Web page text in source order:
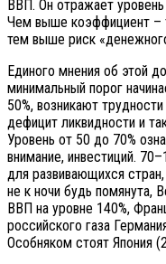
ВВП. Он отражает
Чем выше коэффициент –
тем выше риск
Единого мнения об этой
минимальный порог
50%, возникают
дефицит ликвидности и
Уровень от 50 до 70%
внимание, инвестиций.
для развивающихся
не к ночи будь помянута,
ВВП на уровне 140%,
российского газа
Особняком стоят Япония